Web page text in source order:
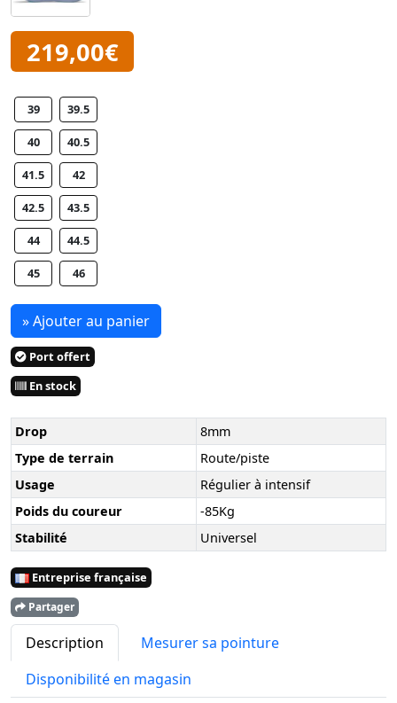
219,00€
39 39.5
40 40.5
41.5 42
42.5 43.5
44 44.5
45 46
» Ajouter au panier
Port offert
En stock
Drop
8mm
Type de terrain
Route/piste
Usage
Régulier à intensif
Poids du coureur
-85Kg
Stabilité
Universel
Entreprise française
Partager
Description
Mesurer sa pointure
Disponibilité en magasin